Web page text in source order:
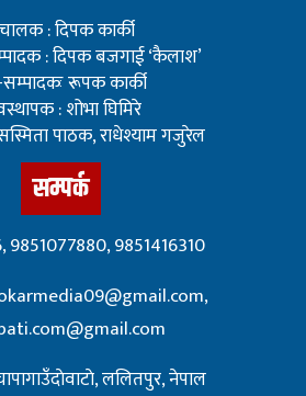
: दिपक कार्की
: दिपक बजगाई ‘कैलाश’
रूपक कार्की
: शोभा घिमिरे
पाठक, राधेश्याम गजुरेल
सम्पर्क
9851077880, 9851416310
ललितपुर, नेपाल